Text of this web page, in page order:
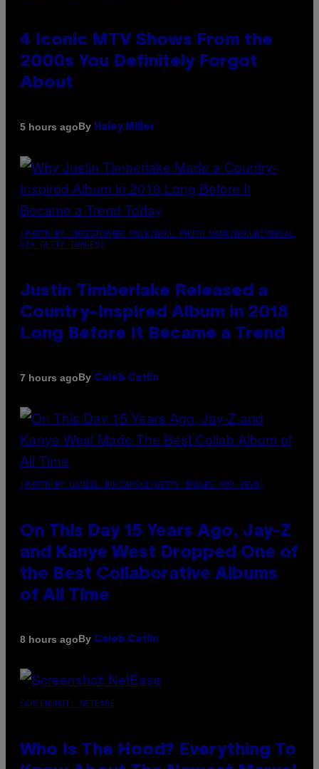
4 Iconic MTV Shows From the
2000s You Definitely Forgot
About
5 hours agoBy Haley Miller
(PHOTO BY CHRISTOPHER POLK/NBCU PHOTO BANK/NBCUNIVERSAL
VIA GETTY IMAGES)
Justin Timberlake Released a
Country-Inspired Album in 2018
Long Before It Became a Trend
7 hours agoBy Caleb Catlin
(PHOTO BY DANIEL BOCZARSKI/GETTY IMAGES FOR VEVO)
On This Day 15 Years Ago, Jay-Z
and Kanye West Dropped One of
the Best Collaborative Albums
of All Time
8 hours agoBy Caleb Catlin
SCREENSHOT: NETEASE
Who Is The Hood? Everything To